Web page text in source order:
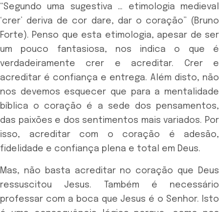
“Segundo uma sugestiva … etimologia medieval
‘crer’ deriva de cor dare, dar o coração” (Bruno
Forte). Penso que esta etimologia, apesar de ser
um pouco fantasiosa, nos indica o que é
verdadeiramente crer e acreditar. Crer e
acreditar é confiança e entrega. Além disto, não
nos devemos esquecer que para a mentalidade
bíblica o coração é a sede dos pensamentos,
das paixões e dos sentimentos mais variados. Por
isso, acreditar com o coração é adesão,
fidelidade e confiança plena e total em Deus.
Mas, não basta acreditar no coração que Deus
ressuscitou Jesus. Também é necessário
professar com a boca que Jesus é o Senhor. Isto